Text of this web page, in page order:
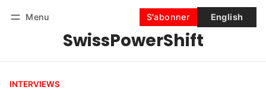
Menu
SwissPowerShift
S'abonner English
Se connecter S'abonner
INTERVIEWS